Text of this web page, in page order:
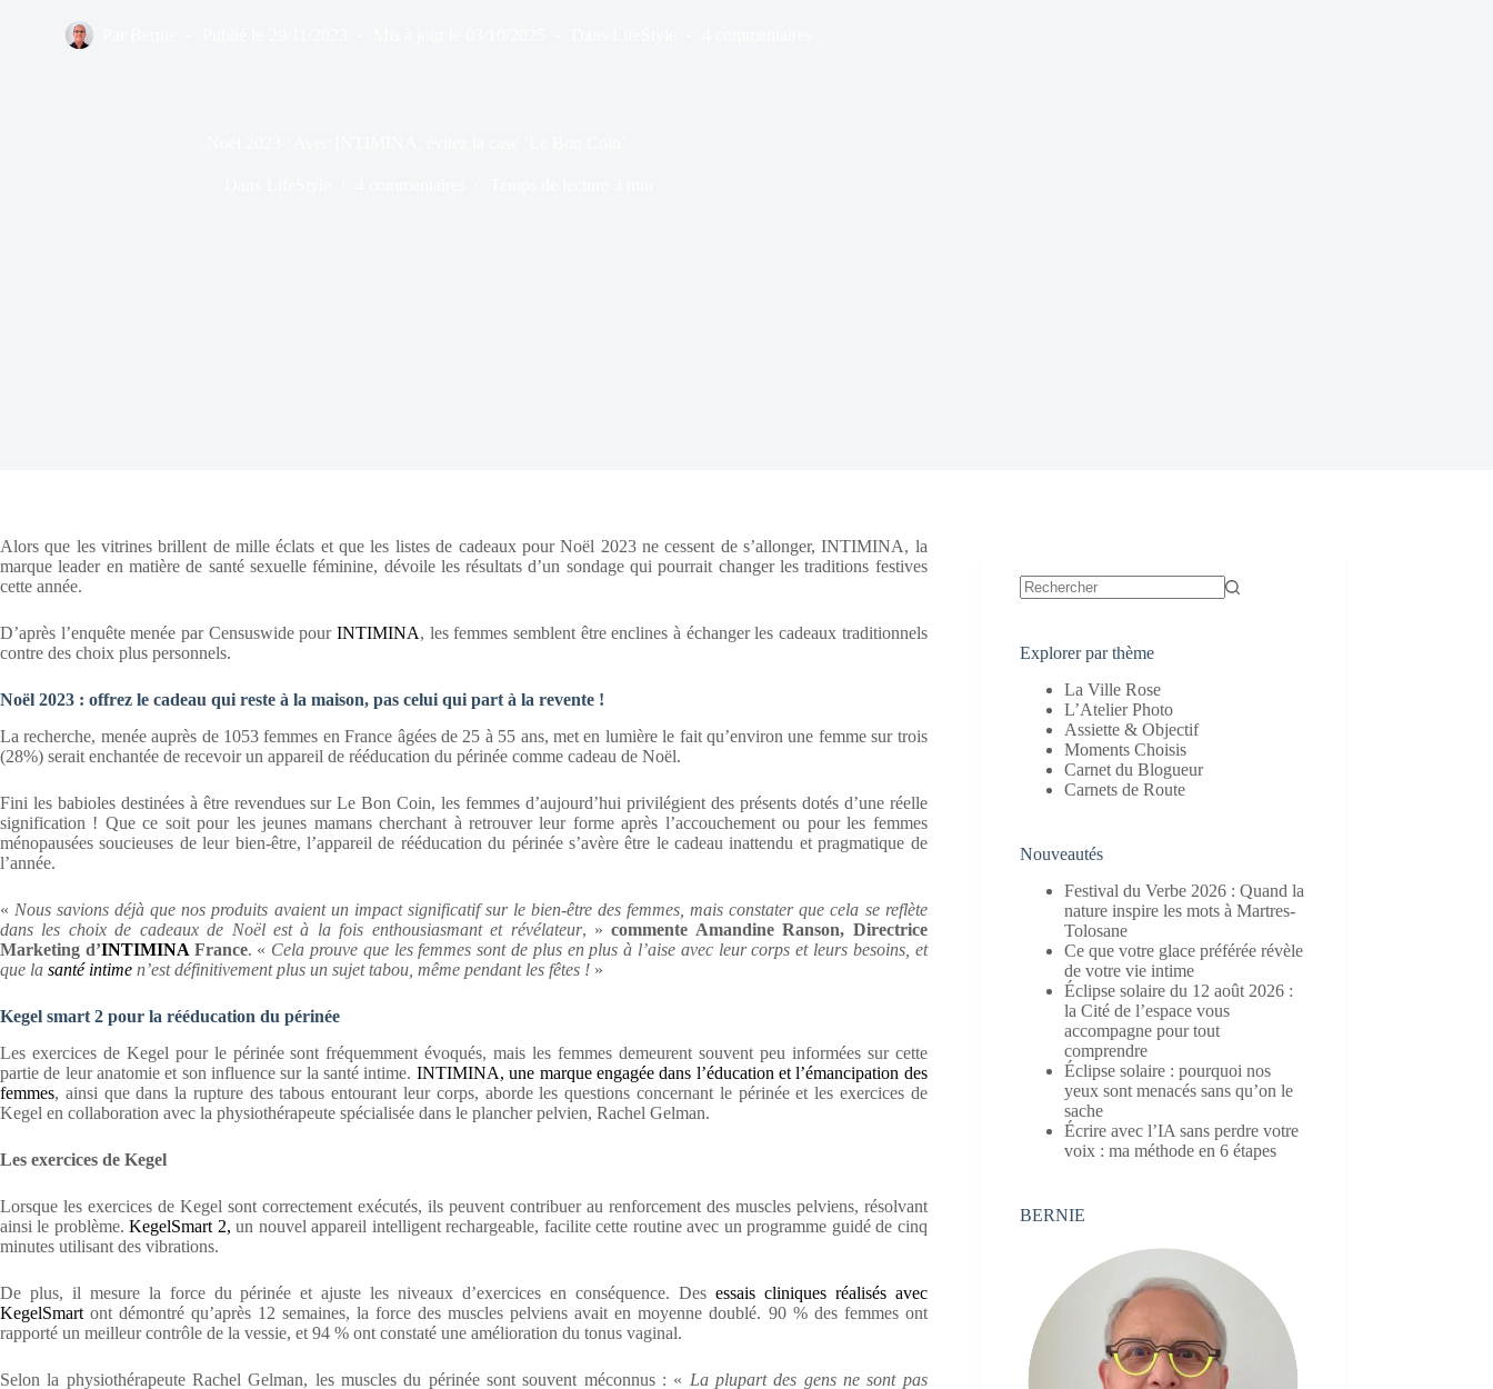
Alors que les vitrines brillent de mille éclats et que les listes de cadeaux pour Noël 2023 ne cessent de s’allonger, INTIMINA, la
marque leader en matière de santé sexuelle féminine, dévoile les résultats d’un sondage qui pourrait changer les traditions festives
cette année.
D’après l’enquête menée par Censuswide pour INTIMINA, les femmes semblent être enclines à échanger les cadeaux traditionnels
contre des choix plus personnels.
Noël 2023 : offrez le cadeau qui reste à la maison, pas celui qui part à la revente !
La recherche, menée auprès de 1053 femmes en France âgées de 25 à 55 ans, met en lumière le fait qu’environ une femme sur trois
(28%) serait enchantée de recevoir un appareil de rééducation du périnée comme cadeau de Noël.
Fini les babioles destinées à être revendues sur Le Bon Coin, les femmes d’aujourd’hui privilégient des présents dotés d’une réelle
signification ! Que ce soit pour les jeunes mamans cherchant à retrouver leur forme après l’accouchement ou pour les femmes
ménopausées soucieuses de leur bien-être, l’appareil de rééducation du périnée s’avère être le cadeau inattendu et pragmatique de
l’année.
« Nous savions déjà que nos produits avaient un impact significatif sur le bien-être des femmes, mais constater que cela se reflète
dans les choix de cadeaux de Noël est à la fois enthousiasmant et révélateur, »commente Amandine Ranson, Directrice
Marketing d’INTIMINAFrance. « Cela prouve que les femmes sont de plus en plus à l’aise avec leur corps et leurs besoins, et
que la santé intime n’est définitivement plus un sujet tabou, même pendant les fêtes ! »
Kegel smart 2 pour la rééducation du périnée
Les exercices de Kegel pour le périnée sont fréquemment évoqués, mais les femmes demeurent souvent peu informées sur cette
partie de leur anatomie et son influence sur la santé intime. INTIMINA, une marque engagée dans l’éducation et l’émancipation des
femmes, ainsi que dans la rupture des tabous entourant leur corps, aborde les questions concernant le périnée et les exercices de
Kegel en collaboration avec la physiothérapeute spécialisée dans le plancher pelvien, Rachel Gelman.
Les exercices de Kegel
Lorsque les exercices de Kegel sont correctement exécutés, ils peuvent contribuer au renforcement des muscles pelviens, résolvant
ainsi le problème.KegelSmart 2, un nouvel appareil intelligent rechargeable, facilite cette routine avec un programme guidé de cinq
minutes utilisant des vibrations.
De plus, il mesure la force du périnée et ajuste les niveaux d’exercices en conséquence. Des essais cliniques réalisés avec
KegelSmart ont démontré qu’après 12 semaines, la force des muscles pelviens avait en moyenne doublé. 90 % des femmes ont
rapporté un meilleur contrôle de la vessie, et 94 % ont constaté une amélioration du tonus vaginal.
Selon la physiothérapeute Rachel Gelman, les muscles du périnée sont souvent méconnus : « La plupart des gens ne sont pas
Explorer par thème
La Ville Rose
L’Atelier Photo
Assiette & Objectif
Moments Choisis
Carnet du Blogueur
Carnets de Route
Nouveautés
Festival du Verbe 2026 : Quand la
nature inspire les mots à Martres-
Tolosane
Ce que votre glace préférée révèle
de votre vie intime
Éclipse solaire du 12 août 2026 :
la Cité de l’espace vous
accompagne pour tout
comprendre
Éclipse solaire : pourquoi nos
yeux sont menacés sans qu’on le
sache
Écrire avec l’IA sans perdre votre
voix : ma méthode en 6 étapes
BERNIE